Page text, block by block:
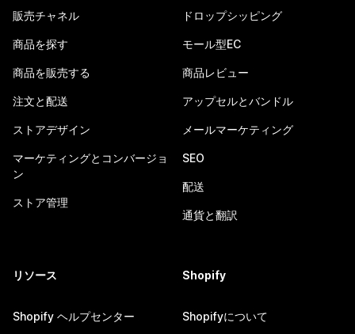
販売チャネル
商品を探す
商品を販売する
注文と配送
ストアデザイン
マーケティングとコンバージョ
ン
ストア管理
ドロップシッピング
モール型EC
商品レビュー
アップセルとバンドル
メールマーケティング
SEO
配送
通貨と翻訳
リソース
Shopify ヘルプセンター
Shopify
Shopifyについて